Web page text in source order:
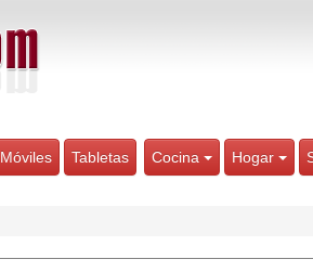
Móviles Tabletas Cocina Hogar